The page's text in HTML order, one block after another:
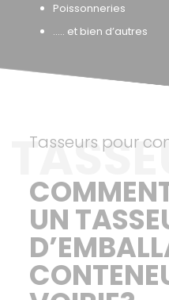
Poissonneries
….. et bien d’autres
Tasseurs pour
UN